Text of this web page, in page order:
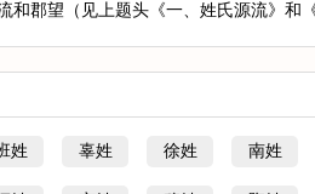
和郡望（见上题头《一、姓氏源流》和
姓 辜姓 徐姓 南姓